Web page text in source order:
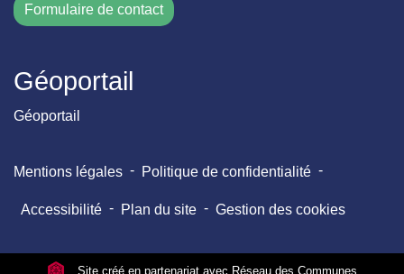
Formulaire de contact
Géoportail
Géoportail
Mentions légales - Politique de confidentialité -
Accessibilité - Plan du site - Gestion des cookies
Site créé en partenariat avec Réseau des Communes